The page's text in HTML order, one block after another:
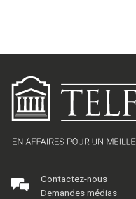
Contactez-nous
Demandes médias